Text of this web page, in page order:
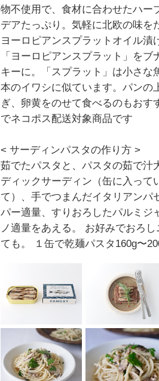
物不使用で、食材に合わせたハー
デアたっぷり。気軽に北欧の味を
ヨーロピアンスプラットオイル漬
「ヨーロピアンスプラット」をブ
キーに。「スプラット」は小さな
本のイワシに似ています。パンの
ぎ、卵黄をのせて食べるのもお
でネコポス配送対象商品です
< サーディンパスタの作り方 >
茹でたパスタと、パスタの茹で汁
ディックサーディン（缶に入って
て）、手でつまんだイタリアンパ
パー適量、すりおろしたパルミジ
ノ適量をあえる。 お好みでおろ
ても。 １缶で乾麺パスタ160g〜